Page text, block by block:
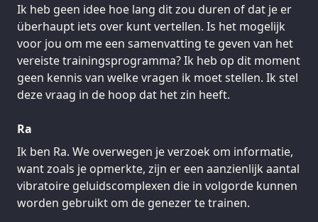
Ik heb geen idee hoe lang dit zou duren of dat je er
überhaupt iets over kunt vertellen. Is het mogelijk
voor jou om me een samenvatting te geven van het
vereiste trainingsprogramma? Ik heb op dit moment
geen kennis van welke vragen ik moet stellen. Ik stel
deze vraag in de hoop dat het zin heeft.
Ra
Ik ben Ra. We overwegen je verzoek om informatie,
want zoals je opmerkte, zijn er een aanzienlijk aantal
vibratoire geluidscomplexen die in volgorde kunnen
worden gebruikt om de genezer te trainen.